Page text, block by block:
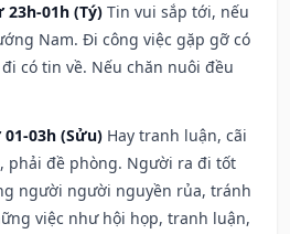
23h-01h (Tý) Tin vui sắp tới, nếu
Nam. Đi công việc gặp gỡ có
có tin về. Nếu chăn nuôi đều
03h (Sửu) Hay tranh luận, cãi
phải đề phòng. Người ra đi tốt
người người nguyền rủa, tránh
việc như hội họp, tranh luận,